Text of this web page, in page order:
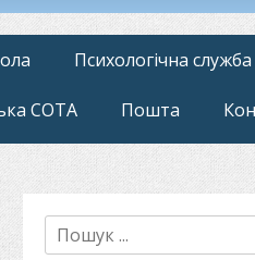
Психологічна служба
СОТА Пошта
Пошук: